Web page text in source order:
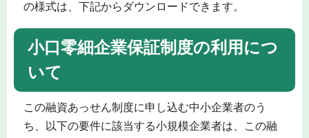
の様式は、下記からダウンロードできます。
小口零細企業保証制度の利用につ
いて
この融資あっせん制度に申し込む中小企業者のう
ち、以下の要件に該当する小規模企業者は、この融